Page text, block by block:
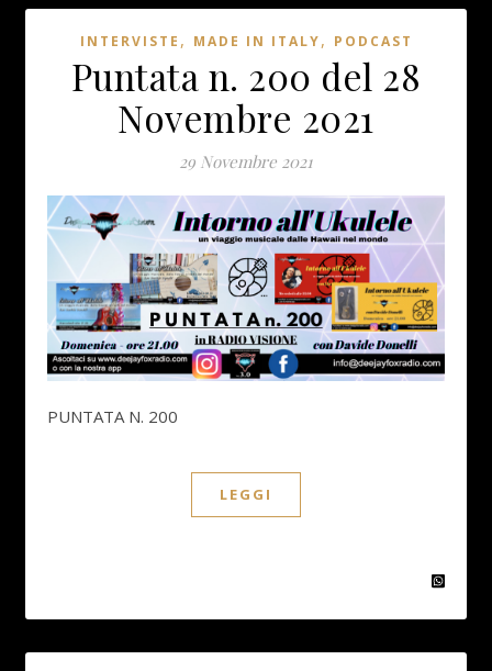
INTERVISTE , MADE IN ITALY, PODCAST
Puntata n. 200 del 28
Novembre 2021
29 Novembre 2021
PUNTATA N. 200
LEGGI